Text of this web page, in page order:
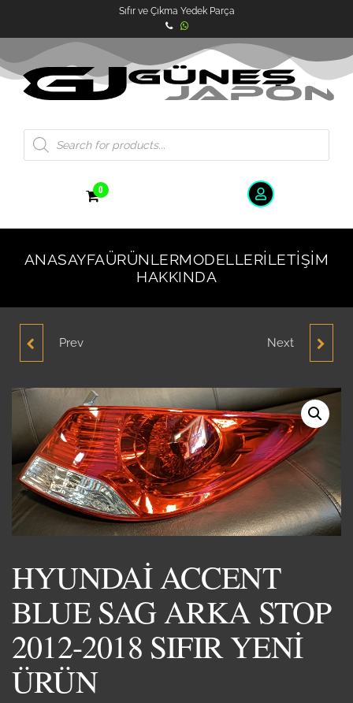
Sıfır ve Çıkma Yedek Parça
0
ANASAYFAÜRÜNLERMODELLERİLETIŞIM
HAKKINDA
HYUNDAİ EXCEL
1994 ORJİNAL ÇIKMA
YEDEK PARÇA
Prev HYUNDAİ ACCENT
2012-2018 SIFIR YENİ
ÜRÜN
Next
HYUNDAİ ACCENT
BLUE SAG ARKA STOP
2012-2018 SIFIR YENİ
ÜRÜN